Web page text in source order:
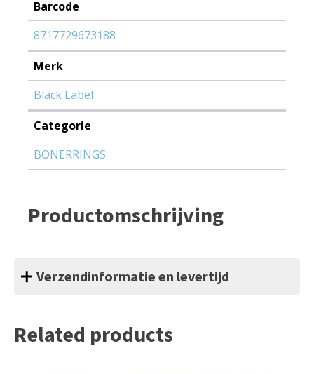
Barcode
8717729673188
Merk
Black Label
Categorie
BONERRINGS
Productomschrijving
Verzendinformatie en levertijd
Related products